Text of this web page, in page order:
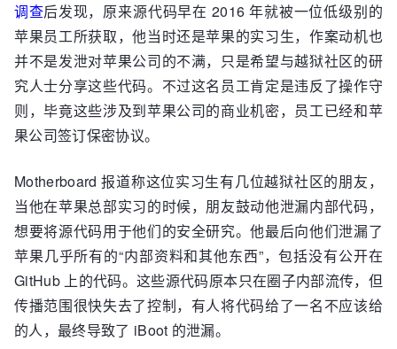
调查后发现，原来源代码早在 2016 年就被一位低级别的
苹果员工所获取，他当时还是苹果的实习生，作案动机也
并不是发泄对苹果公司的不满，只是希望与越狱社区的研
究人士分享这些代码。不过这名员工肯定是违反了操作守
则，毕竟这些涉及到苹果公司的商业机密，员工已经和苹
果公司签订保密协议。
Motherboard 报道称这位实习生有几位越狱社区的朋友，
当他在苹果总部实习的时候，朋友鼓动他泄漏内部代码，
想要将源代码用于他们的安全研究。他最后向他们泄漏了
苹果几乎所有的“内部资料和其他东西”，包括没有公开在
GitHub 上的代码。这些源代码原本只在圈子内部流传，但
传播范围很快失去了控制，有人将代码给了一名不应该给
的人，最终导致了 iBoot 的泄漏。